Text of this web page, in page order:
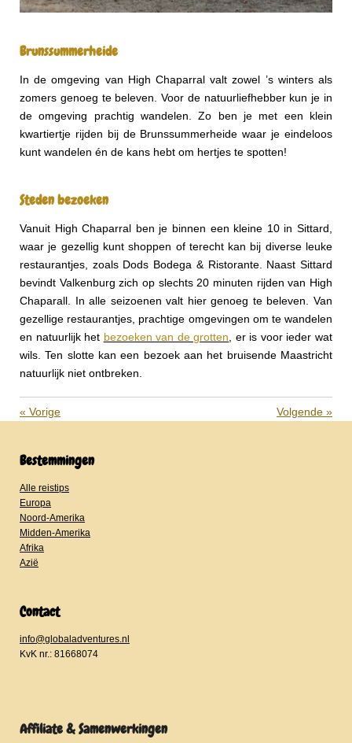
Brunssummerheide
In de omgeving van High Chaparral valt zowel ’s winters als
zomers genoeg te beleven. Voor de natuurliefhebber kun je in
de omgeving prachtig wandelen. Zo ben je met een klein
kwartiertje rijden bij de Brunssummerheide waar je eindeloos
kunt wandelen én de kans hebt om hertjes te spotten!
Steden bezoeken
Vanuit High Chaparral ben je binnen een kleine 10 in Sittard,
waar je gezellig kunt shoppen of terecht kan bij diverse leuke
restaurantjes, zoals Dods Bodega & Ristorante. Naast Sittard
bevindt Valkenburg zich op slechts 20 minuten rijden van High
Chaparall. In alle seizoenen valt hier genoeg te beleven. Van
gezellige restaurantjes, prachtige omgevingen om te wandelen
en natuurlijk het bezoeken van de grotten, er is voor ieder wat
wils. Ten slotte kan een bezoek aan het bruisende Maastricht
natuurlijk niet ontbreken.
« Vorige Volgende »
Bestemmingen
Alle reistips
Europa
Noord-Amerika
Midden-Amerika
Afrika
Azië
Contact
info@globaladventures.nl
KvK nr.: 81668074
Affiliate & Samenwerkingen